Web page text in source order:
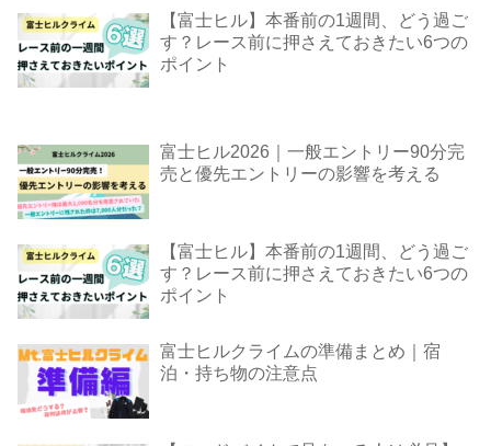
【富士ヒル】本番前の1週間、どう過ご
す？レース前に押さえておきたい6つの
ポイント
富士ヒル2026｜一般エントリー90分完
売と優先エントリーの影響を考える
【富士ヒル】本番前の1週間、どう過ご
す？レース前に押さえておきたい6つの
ポイント
富士ヒルクライムの準備まとめ｜宿
泊・持ち物の注意点